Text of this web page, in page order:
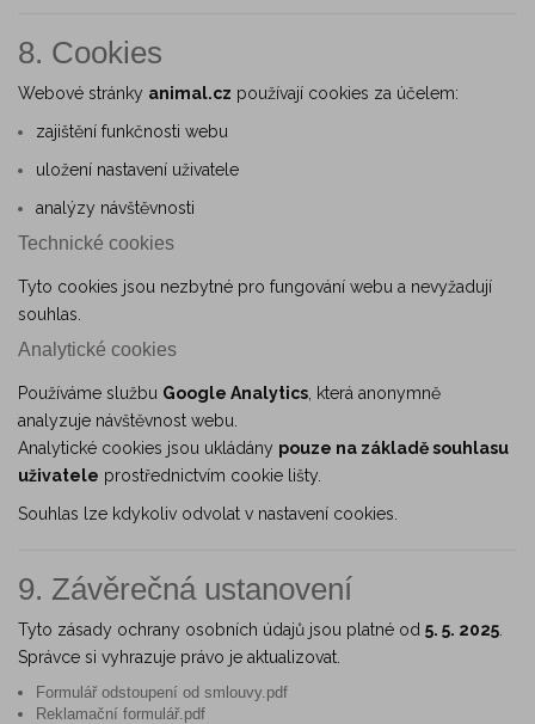
8. Cookies
Webové stránky animal.cz používají cookies za účelem:
zajištění funkčnosti webu
uložení nastavení uživatele
analýzy návštěvnosti
Technické cookies
Tyto cookies jsou nezbytné pro fungování webu a nevyžadují
souhlas.
Analytické cookies
Používáme službu Google Analytics , která anonymně
analyzuje návštěvnost webu.
Analytické cookies jsou ukládány pouze na základě souhlasu
uživatele prostřednictvím cookie lišty.
Souhlas lze kdykoliv odvolat v nastavení cookies.
9. Závěrečná ustanovení
Tyto zásady ochrany osobních údajů jsou platné od 5. 5. 2025
Správce si vyhrazuje právo je aktualizovat.
Formulář odstoupení od smlouvy.pdf
Reklamační formulář.pdf